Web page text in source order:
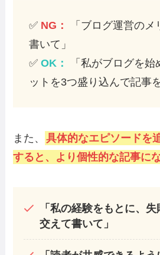
✅ NG：
「ブログ運営のメ
書いて」
✅OK：
「私がブログを始
ットを3つ盛り込んで記事
また、 具体的なエピソードを
すると、より個性的な記事に
「私の経験をもとに、
交えて書いて」